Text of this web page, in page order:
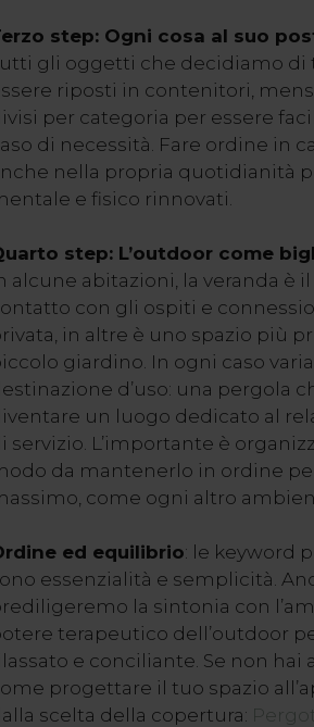
step: Ogni cosa al suo
gli oggetti che decidiamo di
riposti in contenitori,
per categoria per essere
di necessità. Fare ordine in
nella propria quotidianità
e fisico rinnovati.
step: L’outdoor come
alcune abitazioni, la veranda è
con gli ospiti e
in altre è uno spazio più
giardino. In ogni caso
d’uso: una pergola
un luogo dedicato al
servizio. L’importante è
da mantenerlo in ordine
come ogni altro
ed equilibrio: le keyword
essenzialità e semplicità.
la sintonia con
terapeutico dell’outdoor
e conciliante. Se non hai
progettare il tuo spazio
scelta della copertura: